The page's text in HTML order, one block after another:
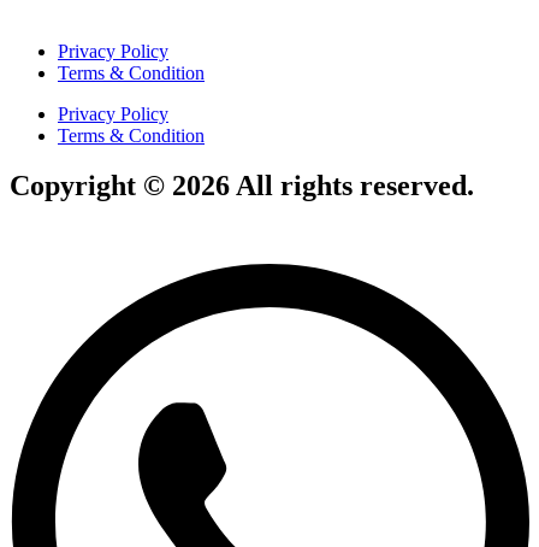
Privacy Policy
Terms & Condition
Privacy Policy
Terms & Condition
Copyright © 2026 All rights reserved.